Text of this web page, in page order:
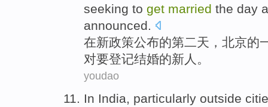
seeking to get married the day
announced.
在新政策公布的第二天， 北京的
对要登记结婚的新人 。
youdao
In India, particularly outside